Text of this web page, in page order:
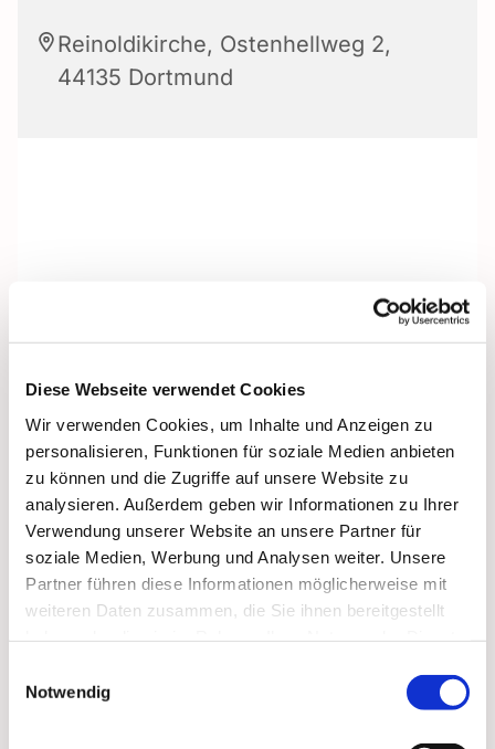
Diese Webseite verwendet Cookies
Wir verwenden Cookies, um Inhalte und Anzeigen zu
personalisieren, Funktionen für soziale Medien anbieten
zu können und die Zugriffe auf unsere Website zu
analysieren. Außerdem geben wir Informationen zu Ihrer
Verwendung unserer Website an unsere Partner für
soziale Medien, Werbung und Analysen weiter. Unsere
Partner führen diese Informationen möglicherweise mit
weiteren Daten zusammen, die Sie ihnen bereitgestellt
Notwendig
Reinoldikirche, Ostenhellweg 2,
44135 Dortmund
Dies könnte Sie auch